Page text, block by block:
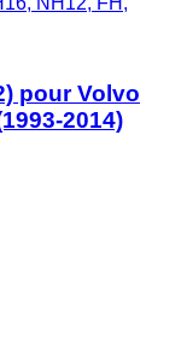
pour Volvo
2014)